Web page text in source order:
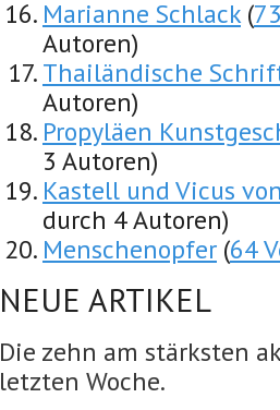
Marianne Schlack (
Autoren)
Thailändische
Autoren)
Propyläen
3 Autoren)
Kastell und Vicus
durch 4 Autoren)
Menschenopfer (64
NEUE ARTIKEL
Die zehn am stärksten
letzten Woche.